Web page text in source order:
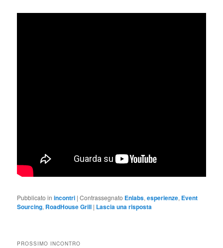
Pubblicato in incontri |Contrassegnato Enlabs,esperienze, Event
Sourcing, RoadHouse Grill | Lascia una risposta
PROSSIMO INCONTRO